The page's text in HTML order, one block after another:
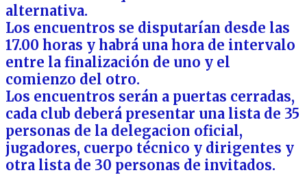
alternativa.
Los encuentros se disputarían desde las
17.00 horas y habrá una hora de intervalo
entre la finalización de uno y el
comienzo del otro.
Los encuentros serán a puertas cerradas,
cada club deberá presentar una lista de 35
personas de la delegacion oficial,
jugadores, cuerpo técnico y dirigentes y
otra lista de 30 personas de invitados.